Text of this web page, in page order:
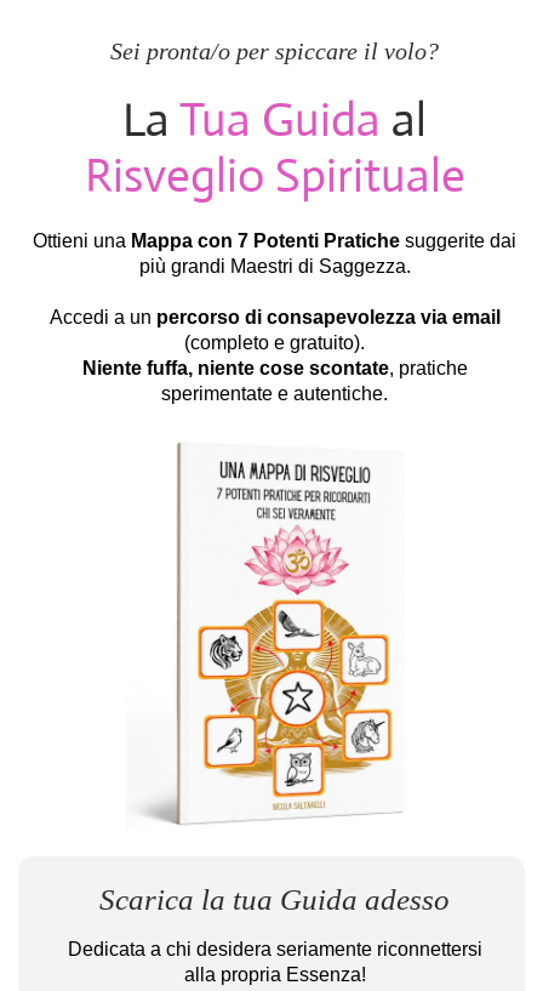
Sei pronta/o per spiccare il volo?
La Tua Guida al
Risveglio Spirituale
Ottieni una Mappa con 7 Potenti Pratiche suggerite dai
più grandi Maestri di Saggezza.
Accedi a un percorso di consapevolezza via email
(completo e gratuito).
Niente fuffa, niente cose scontate, pratiche
sperimentate e autentiche.
Scarica la tua Guida adesso
Dedicata a chi desidera seriamente riconnettersi
alla propria Essenza!